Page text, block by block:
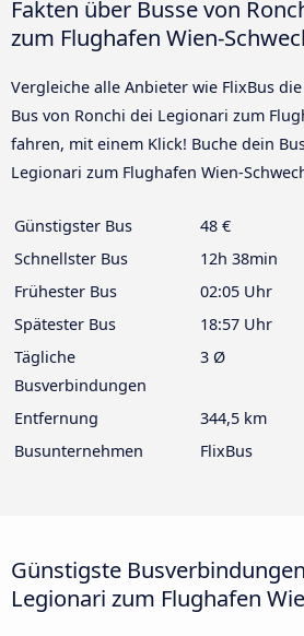
Fakten über Busse von
zum Flughafen Wien-
Vergleiche alle Anbieter wie FlixBus
Bus von Ronchi dei Legionari zum
fahren, mit einem Klick! Buche dein
Legionari zum Flughafen Wien-
Günstigster Bus
48 €
Schnellster Bus
12h 38min
Frühester Bus
02:05 Uhr
Spätester Bus
18:57 Uhr
Tägliche
Busverbindungen
3 Ø
Entfernung
344,5 km
Busunternehmen
FlixBus
Günstigste
Legionari zum Flughafen